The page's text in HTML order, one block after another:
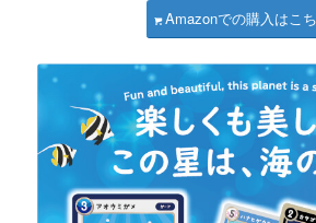
Amazonでの購入はこ